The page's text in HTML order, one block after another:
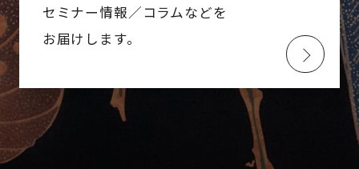
セミナー情報／コラムなどを
お届けします。